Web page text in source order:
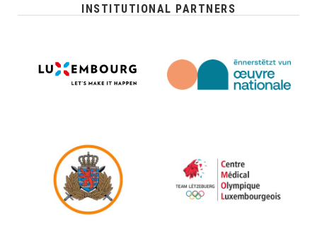
INSTITUTIONAL PARTNERS